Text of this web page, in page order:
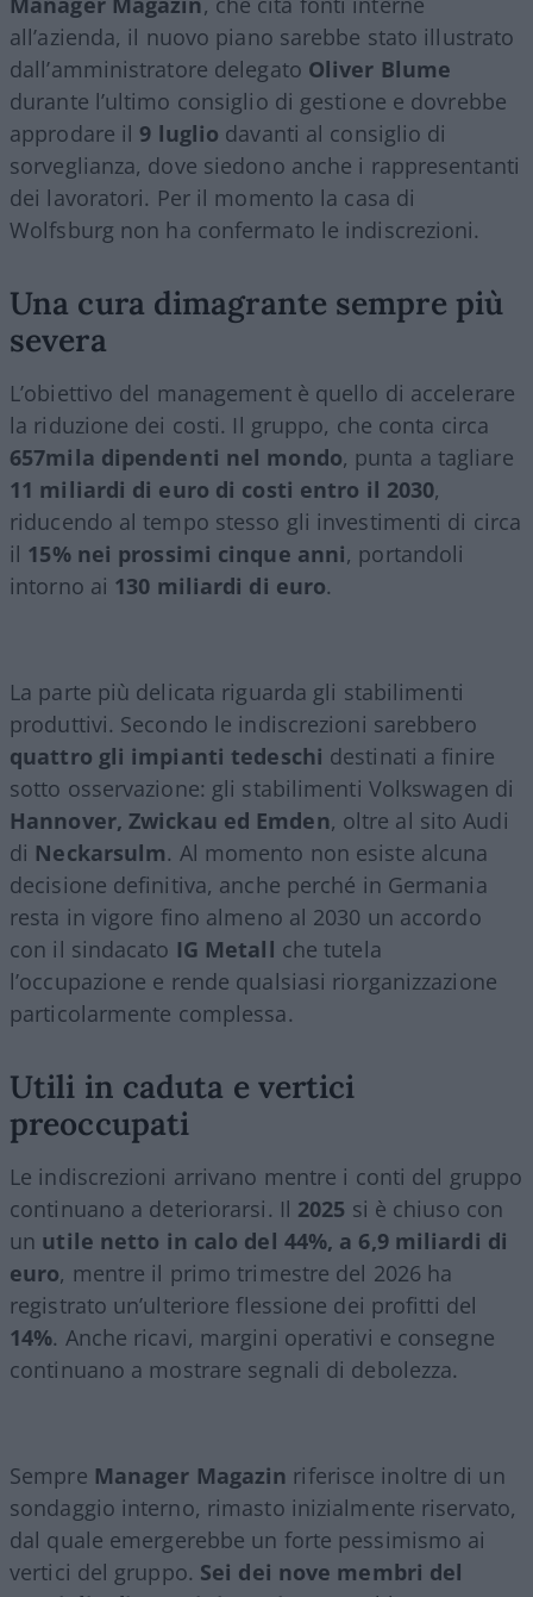
all’azienda, il nuovo piano sarebbe stato illustrato
dall’amministratore delegato Oliver Blume
durante l’ultimo consiglio di gestione e dovrebbe
approdare il 9 luglio davanti al consiglio di
sorveglianza, dove siedono anche i rappresentanti
dei lavoratori. Per il momento la casa di
Wolfsburg non ha confermato le indiscrezioni.
Una cura dimagrante sempre più
severa
L’obiettivo del management è quello di accelerare
la riduzione dei costi. Il gruppo, che conta circa
657mila dipendenti nel mondo, punta a tagliare
11 miliardi di euro di costi entro il 2030,
riducendo al tempo stesso gli investimenti di circa
il 15% nei prossimi cinque anni, portandoli
intorno ai 130 miliardi di euro.
La parte più delicata riguarda gli stabilimenti
produttivi. Secondo le indiscrezioni sarebbero
quattro gli impianti tedeschi destinati a finire
sotto osservazione: gli stabilimenti Volkswagen di
Hannover, Zwickau ed Emden, oltre al sito Audi
di Neckarsulm. Al momento non esiste alcuna
decisione definitiva, anche perché in Germania
resta in vigore fino almeno al 2030 un accordo
con il sindacato IG Metall che tutela
l’occupazione e rende qualsiasi riorganizzazione
particolarmente complessa.
Utili in caduta e vertici
preoccupati
Le indiscrezioni arrivano mentre i conti del gruppo
continuano a deteriorarsi. Il 2025 si è chiuso con
un utile netto in calo del 44%, a 6,9 miliardi di
euro, mentre il primo trimestre del 2026 ha
registrato un’ulteriore flessione dei profitti del
14%. Anche ricavi, margini operativi e consegne
continuano a mostrare segnali di debolezza.
Sempre Manager Magazin riferisce inoltre di un
sondaggio interno, rimasto inizialmente riservato,
dal quale emergerebbe un forte pessimismo ai
vertici del gruppo. Sei dei nove membri del